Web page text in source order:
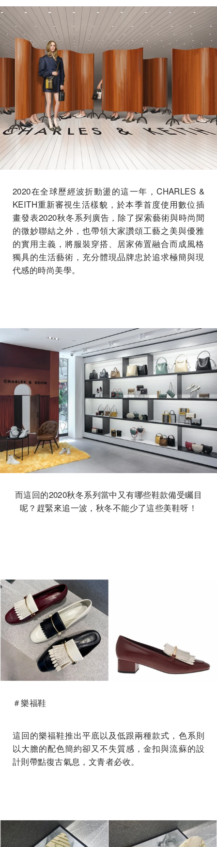
2020在全球歷經波折動盪的這一年，CHARLES &
KEITH重新審視生活樣貌，於本季首度使用數位插
畫發表2020秋冬系列廣告，除了探索藝術與時尚間
的微妙聯結之外， 也帶領大家讚頌工藝之美與優雅
的實用主義，將服裝穿搭、 居家佈置融合而成風格
獨具的生活藝術， 充分體現品牌忠於追求極簡與現
代感的時尚美學。
而這回的2020秋冬系列當中又有哪些鞋款備受矚目
呢？趕緊來追一波，秋冬不能少了這些美鞋呀！
＃樂福鞋
這回的樂福鞋推出平底以及低跟兩種款式，色系則
以大膽的配色簡約卻又不失質感，金扣與流蘇的設
計則帶點復古氣息，文青者必收。